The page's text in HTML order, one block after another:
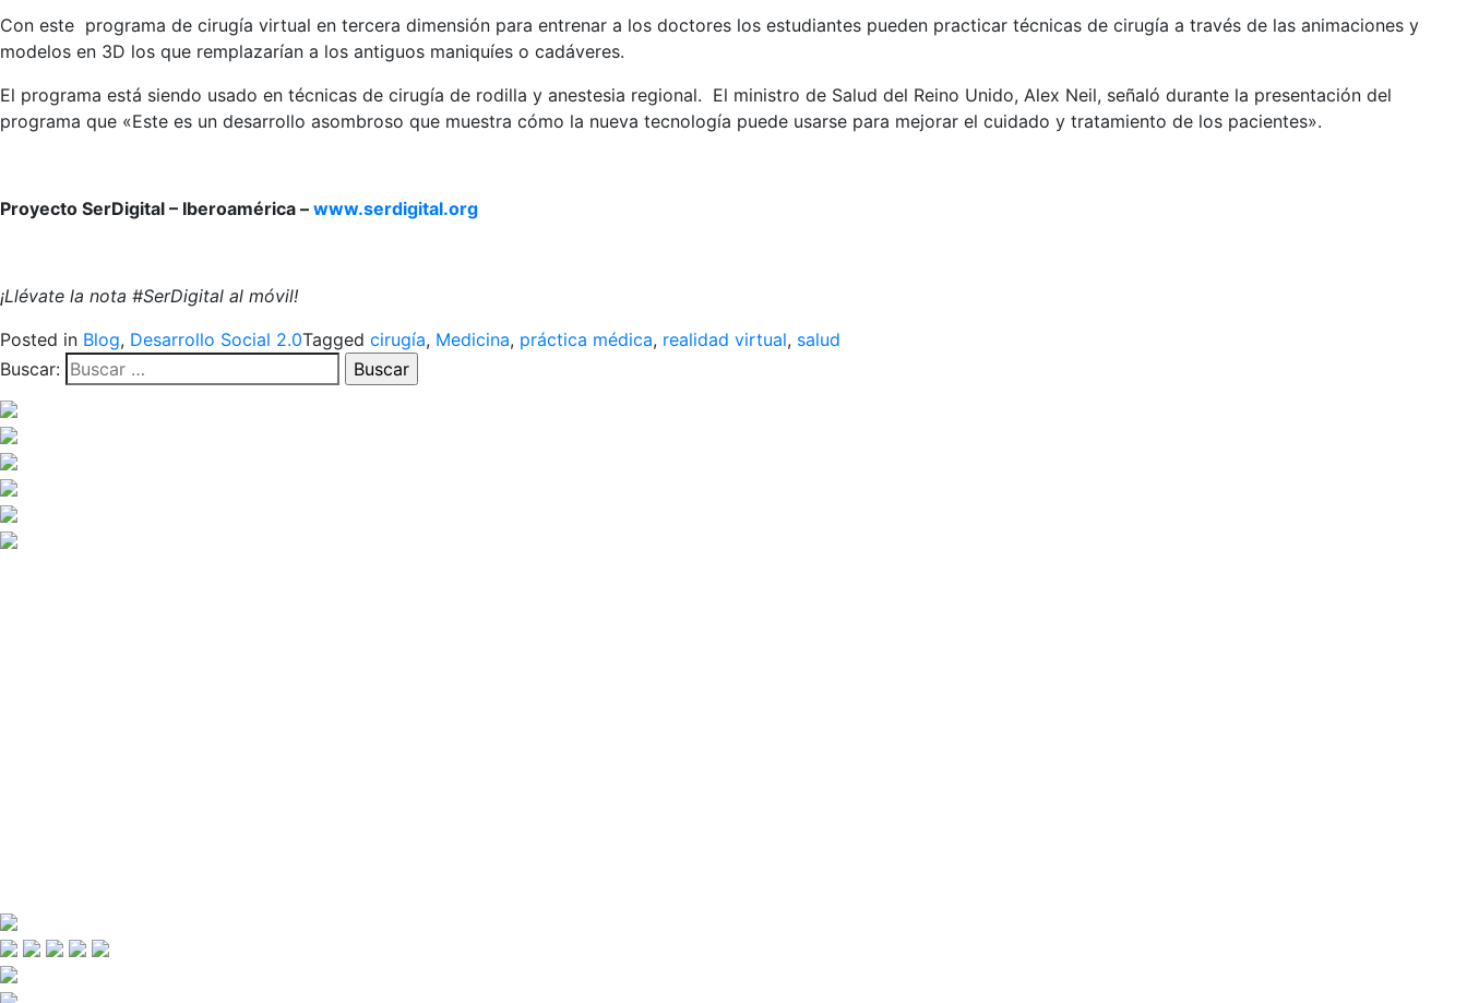
Con este programa de cirugía virtual en tercera dimensión para entrenar a los doctores los estudiantes pueden practicar técnicas de cirugía a través de las animaciones y
modelos en 3D los que remplazarían a los antiguos maniquíes o cadáveres.
El programa está siendo usado en técnicas de cirugía de rodilla y anestesia regional. El ministro de Salud del Reino Unido, Alex Neil, señaló durante la presentación del
programa que «Este es un desarrollo asombroso que muestra cómo la nueva tecnología puede usarse para mejorar el cuidado y tratamiento de los pacientes».
Proyecto SerDigital – Iberoamérica – www.serdigital.org
¡Llévate la nota #SerDigital al móvil!
Posted in Blog, Desarrollo Social 2.0Tagged cirugía, Medicina, práctica médica, realidad virtual, salud
Buscar: